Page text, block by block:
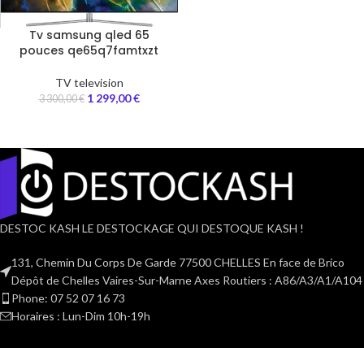
Tv samsung qled 65
pouces qe65q7famtxzt
TV television
3 300,00€ 1 299,00€
DESTOC KASH LE DESTOCKAGE QUI DESTOQUE KASH !
131, Chemin Du Corps De Garde 77500 CHELLES En face de Brico
Dépôt de Chelles Vaires-Sur-Marne Axes Routiers : A86/A3/A1/A104
Phone: 07 52 07 16 73
Horaires : Lun-Dim 10h-19h